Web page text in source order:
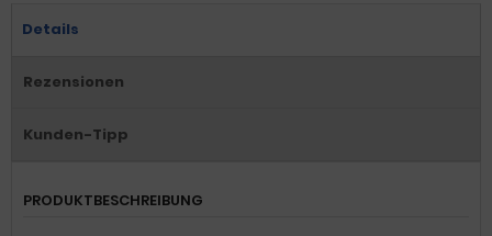
Details
Rezensionen
Kunden-Tipp
PRODUKTBESCHREIBUNG